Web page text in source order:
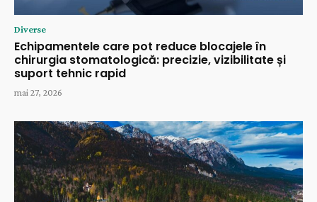
Diverse
Echipamentele care pot reduce blocajele în
chirurgia stomatologică: precizie, vizibilitate și
suport tehnic rapid
mai 27, 2026